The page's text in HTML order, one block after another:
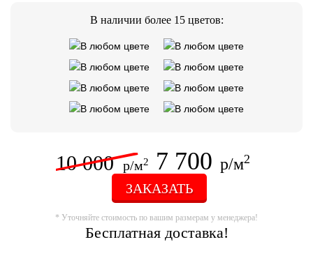
В наличии более 15 цветов:
10 000 р/м2 7 700 р/м2
ЗАКАЗАТЬ
* Уточняйте стоимость по вашим размерам у менеджера!
Бесплатная доставка!